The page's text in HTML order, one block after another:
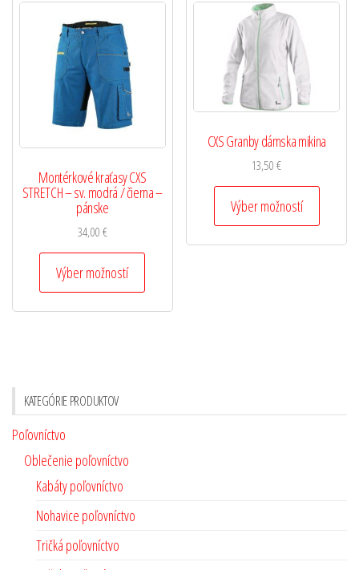
Montérkové kraťasy CXS
STRETCH – sv. modrá / čierna –
pánske
34,00€
Výber možností
CXS Granby dámska mikina
13,50€
Výber možností
KATEGÓRIE PRODUKTOV
Poľovníctvo
Oblečenie poľovníctvo
Kabáty poľovníctvo
Nohavice poľovníctvo
Tričká poľovníctvo